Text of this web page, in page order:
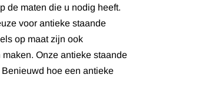
de maten die u nodig heeft.
voor antieke staande
op maat zijn ook
Onze antieke staande
hoe een antieke